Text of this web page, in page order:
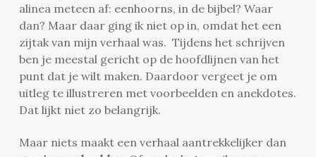
alinea meteen af: eenhoorns, in de bijbel? Waar
dan? Maar daar ging ik niet op in, omdat het een
zijtak van mijn verhaal was. Tijdens het schrijven
ben je meestal gericht op de hoofdlijnen van het
punt dat je wilt maken. Daardoor vergeet je om
uitleg te illustreren met voorbeelden en anekdotes.
Dat lijkt niet zo belangrijk.
Maar niets maakt een verhaal aantrekkelijker dan